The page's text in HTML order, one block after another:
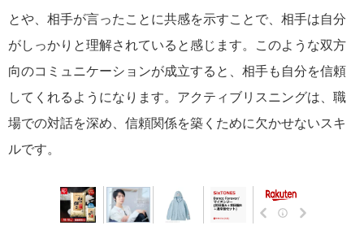
とや、相手が言ったことに共感を示すことで、相手は自分
がしっかりと理解されていると感じます。このような双方
向のコミュニケーションが成立すると、相手も自分を信頼
してくれるようになります。アクティブリスニングは、職
場での対話を深め、信頼関係を築くために欠かせないスキ
ルです。